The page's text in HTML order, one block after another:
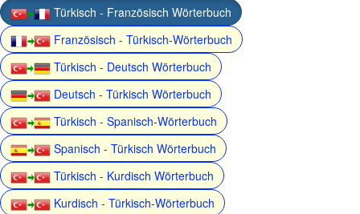
Türkisch - Französisch Wörterbuch
Französisch - Türkisch-Wörterbuch
Türkisch - Deutsch Wörterbuch
Deutsch - Türkisch Wörterbuch
Türkisch - Spanisch-Wörterbuch
Spanisch - Türkisch Wörterbuch
Türkisch - Kurdisch Wörterbuch
Kurdisch - Türkisch-Wörterbuch